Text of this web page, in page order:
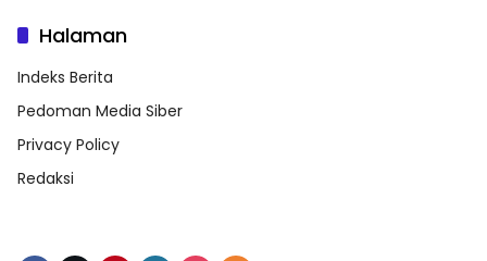
Halaman
Indeks Berita
Pedoman Media Siber
Privacy Policy
Redaksi